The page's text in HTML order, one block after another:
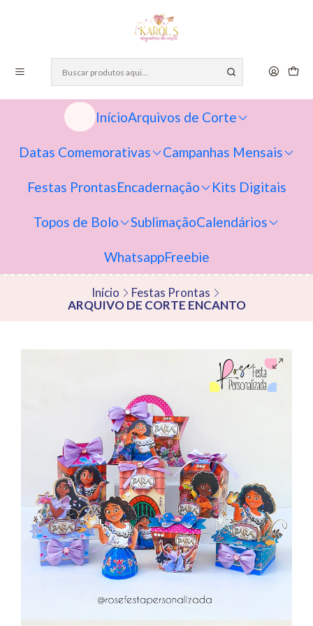
InícioArquivos de Corte
Datas Comemorativas Campanhas Mensais
Festas ProntasEncadernação Kits Digitais
Topos de Bolo SublimaçãoCalendários
WhatsappFreebie
Início
Festas Prontas
ARQUIVO DE CORTE ENCANTO